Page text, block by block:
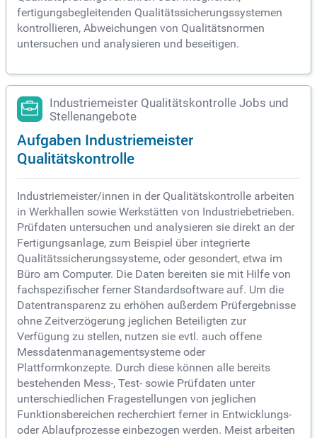
fertigungsbegleitenden Qualitätssicherungssystemen
kontrollieren, Abweichungen von Qualitätsnormen
untersuchen und analysieren und beseitigen.
Industriemeister Qualitätskontrolle Jobs und
Stellenangebote
Aufgaben Industriemeister
Qualitätskontrolle
Industriemeister/innen in der Qualitätskontrolle arbeiten
in Werkhallen sowie Werkstätten von Industriebetrieben.
Prüfdaten untersuchen und analysieren sie direkt an der
Fertigungsanlage, zum Beispiel über integrierte
Qualitätssicherungssysteme, oder gesondert, etwa im
Büro am Computer. Die Daten bereiten sie mit Hilfe von
fachspezifischer ferner Standardsoftware auf. Um die
Datentransparenz zu erhöhen außerdem Prüfergebnisse
ohne Zeitverzögerung jeglichen Beteiligten zur
Verfügung zu stellen, nutzen sie evtl. auch offene
Messdatenmanagementsysteme oder
Plattformkonzepte. Durch diese können alle bereits
bestehenden Mess-, Test- sowie Prüfdaten unter
unterschiedlichen Fragestellungen von jeglichen
Funktionsbereichen recherchiert ferner in Entwicklungs-
oder Ablaufprozesse einbezogen werden. Meist arbeiten